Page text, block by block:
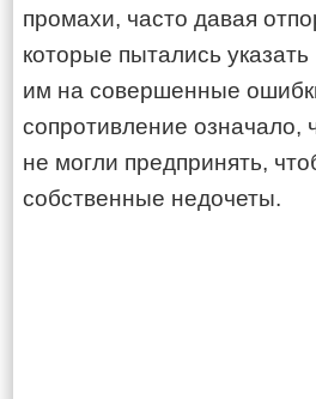
промахи, часто давая
которые пытались указать
им на совершенные
сопротивление означало,
не могли предпринять,
собственные недочеты.